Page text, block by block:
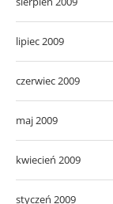
lipiec 2009
czerwiec 2009
maj 2009
kwiecień 2009
styczeń 2009